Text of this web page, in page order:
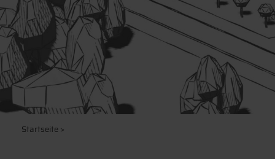
Startseite>